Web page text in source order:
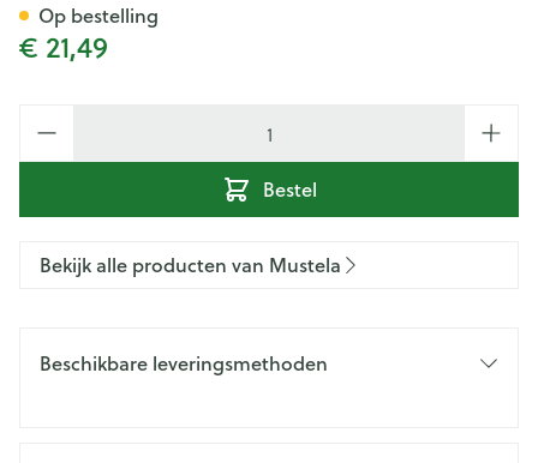
€ 21,49
Bestel
Op bestelling
Bekijk alle producten van Mustela
Beschikbare leveringsmethoden